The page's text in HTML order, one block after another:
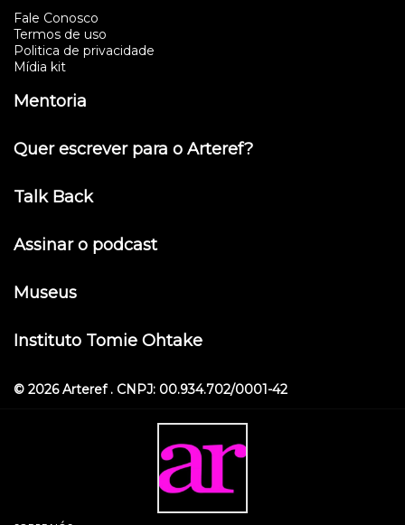
Fale Conosco
Termos de uso
Politica de privacidade
Mídia kit
Mentoria
Quer escrever para o Arteref?
Talk Back
Assinar o podcast
Museus
Instituto Tomie Ohtake
© 2026 Arteref . CNPJ: 00.934.702/0001-42